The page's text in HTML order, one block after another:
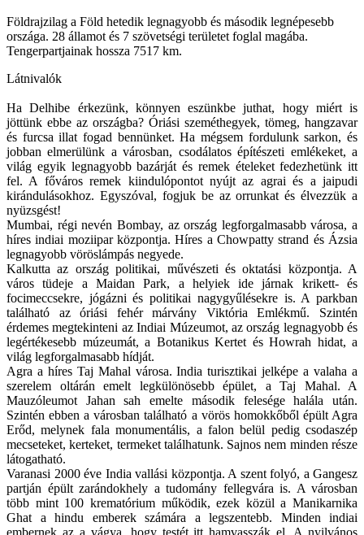
Földrajzilag a Föld hetedik legnagyobb és második legnépesebb
országa. 28 államot és 7 szövetségi területet foglal magába.
Tengerpartjainak hossza 7517 km.
Látnivalók
Ha Delhibe érkezünk, könnyen eszünkbe juthat, hogy miért is
jöttünk ebbe az országba? Óriási szeméthegyek, tömeg, hangzavar
és furcsa illat fogad bennünket. Ha mégsem fordulunk sarkon, és
jobban elmerülünk a városban, csodálatos építészeti emlékeket, a
világ egyik legnagyobb bazárját és remek ételeket fedezhetünk itt
fel. A főváros remek kiindulópontot nyújt az agrai és a jaipudi
kirándulásokhoz. Egyszóval, fogjuk be az orrunkat és élvezzük a
nyüzsgést!
Mumbai, régi nevén Bombay, az ország legforgalmasabb városa, a
híres indiai moziipar központja. Híres a Chowpatty strand és Ázsia
legnagyobb vöröslámpás negyede.
Kalkutta az ország politikai, művészeti és oktatási központja. A
város tüdeje a Maidan Park, a helyiek ide járnak krikett- és
focimeccsekre, jógázni és politikai nagygyűlésekre is. A parkban
található az óriási fehér márvány Viktória Emlékmű. Szintén
érdemes megtekinteni az Indiai Múzeumot, az ország legnagyobb és
legértékesebb múzeumát, a Botanikus Kertet és Howrah hidat, a
világ legforgalmasabb hídját.
Agra a híres Taj Mahal városa. India turisztikai jelképe a valaha a
szerelem oltárán emelt legkülönösebb épület, a Taj Mahal. A
Mauzóleumot Jahan sah emelte második felesége halála után.
Szintén ebben a városban található a vörös homokkőből épült Agra
Erőd, melynek fala monumentális, a falon belül pedig csodaszép
mecseteket, kerteket, termeket találhatunk. Sajnos nem minden része
látogatható.
Varanasi 2000 éve India vallási központja. A szent folyó, a Gangesz
partján épült zarándokhely a tudomány fellegvára is. A városban
több mint 100 krematórium működik, ezek közül a Manikarnika
Ghat a hindu emberek számára a legszentebb. Minden indiai
embernek az a vágya, hogy testét itt hamvasszák el. A nyilvános